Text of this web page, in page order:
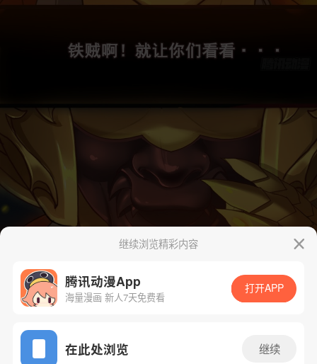
App免费看
下一话
继续浏览精彩内容
腾讯动漫App
海量漫画 新人7天免费看
打开APP
在此处浏览 继续